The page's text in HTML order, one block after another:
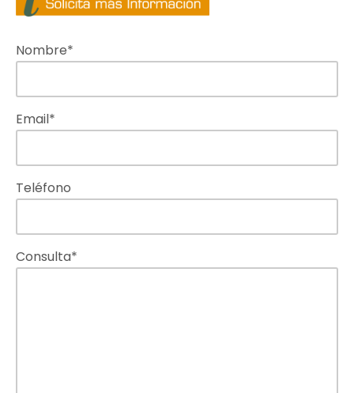
Nombre*
Email*
Teléfono
Consulta*